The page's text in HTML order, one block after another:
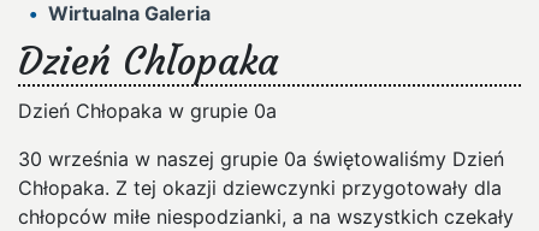
Wirtualna Galeria
Dzień Chłopaka
Dzień Chłopaka w grupie 0a
30 września w naszej grupie 0a świętowaliśmy Dzień
Chłopaka. Z tej okazji dziewczynki przygotowały dla
chłopców miłe niespodzianki, a na wszystkich czekały